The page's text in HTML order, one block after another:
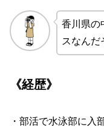
香川県の
スなんだ
《経歴》
・部活で水泳部に入部